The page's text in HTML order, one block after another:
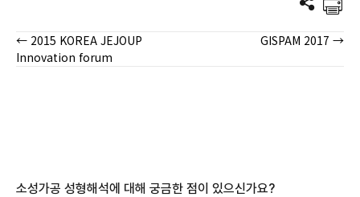
Posts
← 2015 KOREA JEJOUP
Innovation forum
GISPAM 2017 →
소성가공 성형해석에 대해 궁금한 점이 있으신가요?